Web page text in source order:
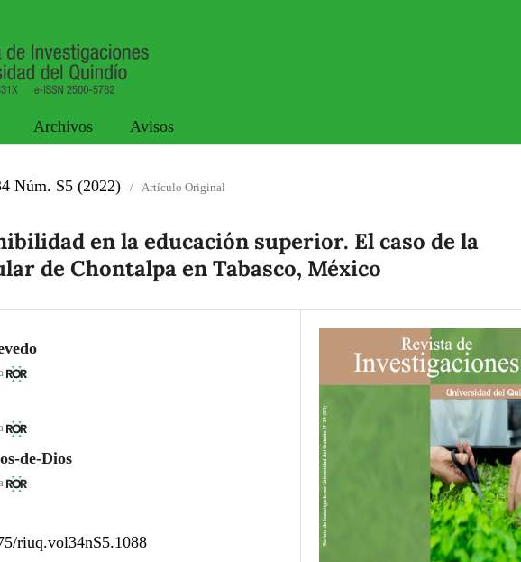
Archivos Avisos
Núm. S5 (2022) / Artículo Original
en la educación superior. El caso de la
de Chontalpa en Tabasco, México
de-Dios
riuq.vol34nS5.1088